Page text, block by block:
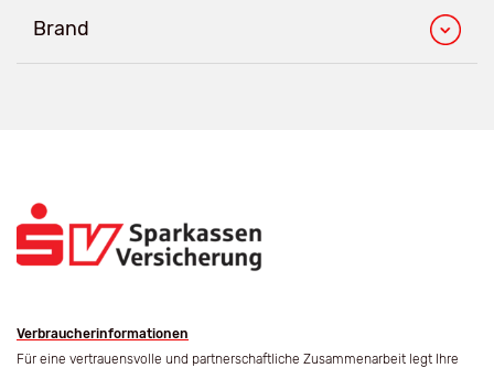
Brand
Verbraucherinformationen
Für eine vertrauensvolle und partner­schaftliche Zusammen­arbeit legt Ihre